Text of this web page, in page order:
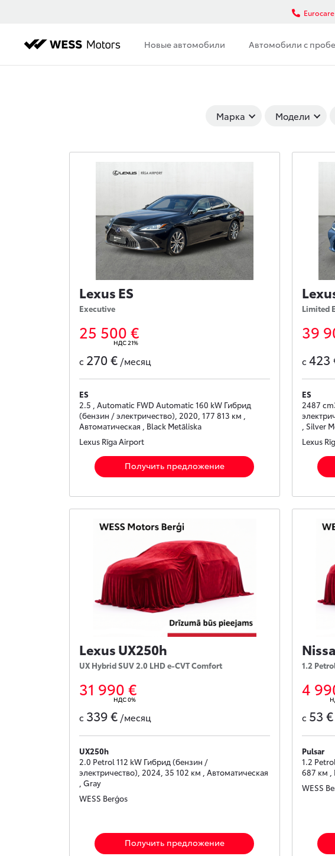
Новые автомобили Автомобили с
Марка Модели
Lexus ES
Executive
25 500 €
НДС 21%
с 270 € /месяц
ES
2.5 , Automatic FWD Automatic 160 kW Гибрид
(бензин / электричество), 2020, 177 813 км ,
Автоматическая , Black Metāliska
Lexus Rīga Airport
Получить предложение
Limited
39
с 423
ES
2487
, Silver
Lexus
Lexus UX250h
UX Hybrid SUV 2.0 LHD e-CVT Comfort
31 990 €
НДС 0%
с 339 € /месяц
UX250h
2.0 Petrol 112 kW Гибрид (бензин /
электричество), 2024, 35 102 км , Автоматическая
, Gray
WESS Berģos
Получить предложение
1.2
4
с 53 €
Pulsar
1.2
687 км ,
WESS